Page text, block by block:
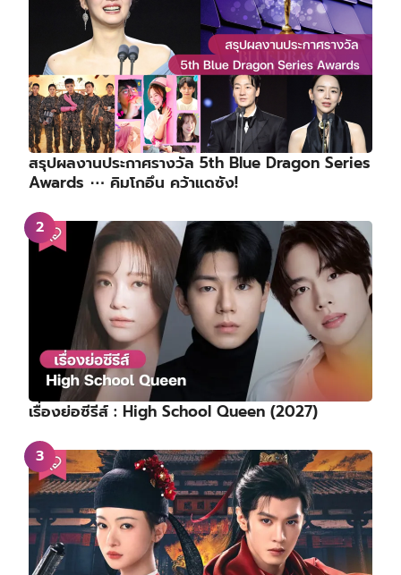
สรุปผลงานประกาศรางวัล 5th Blue Dragon Series
Awards ⋯ คิมโกอึน คว้าแดซัง!
เรื่องย่อซีรีส์ : High School Queen (2027)